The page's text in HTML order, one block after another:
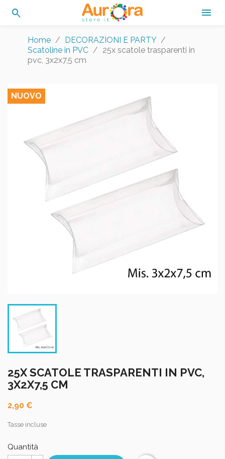
search 
Home
DECORAZIONI E PARTY
Scatoline in PVC
25x scatole trasparenti in
pvc, 3x2x7,5 cm
NUOVO
25X SCATOLE TRASPARENTI IN PVC,
3X2X7,5 CM
2,90 €
Tasse incluse
Quantità